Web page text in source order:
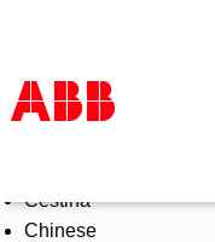
Products & Solutions
Industries
Čeština
Chinese